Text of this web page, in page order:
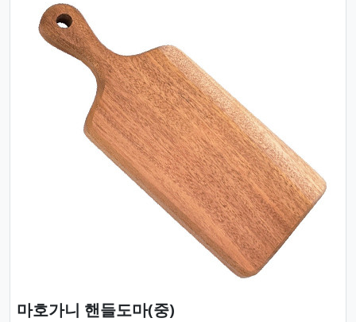
Previous
마호가니 핸들도마(중)